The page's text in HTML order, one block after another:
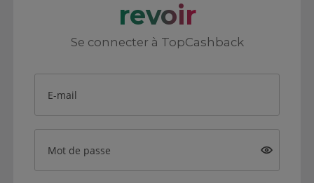
revoir
Se connecter à TopCashback
E-mail
Mot de passe